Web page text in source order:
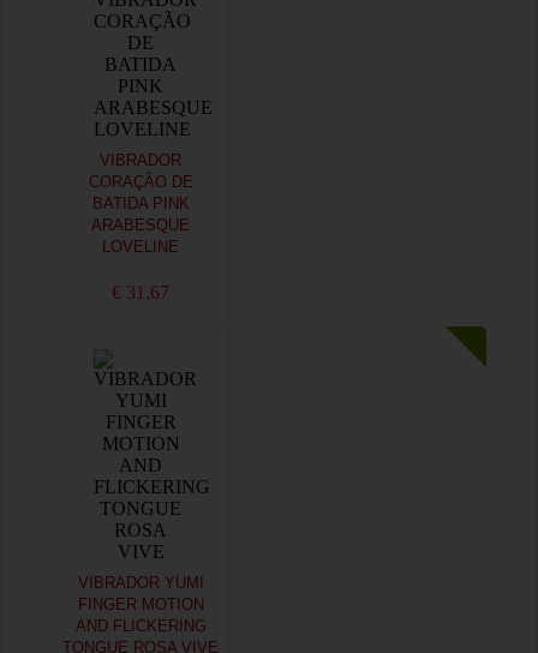
VIBRADOR
CORAÇÃO DE
BATIDA PINK
ARABESQUE
LOVELINE
€ 31,67
VIBRADOR YUMI
FINGER MOTION
AND FLICKERING
TONGUE ROSA VIVE